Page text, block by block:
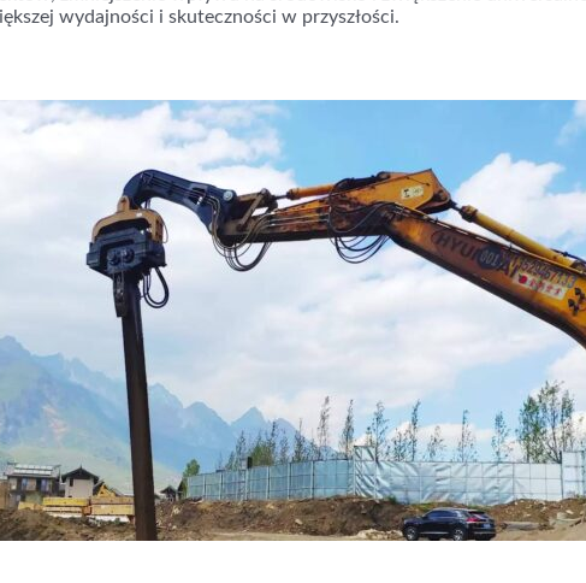
wydajności i skuteczności w przyszłości.